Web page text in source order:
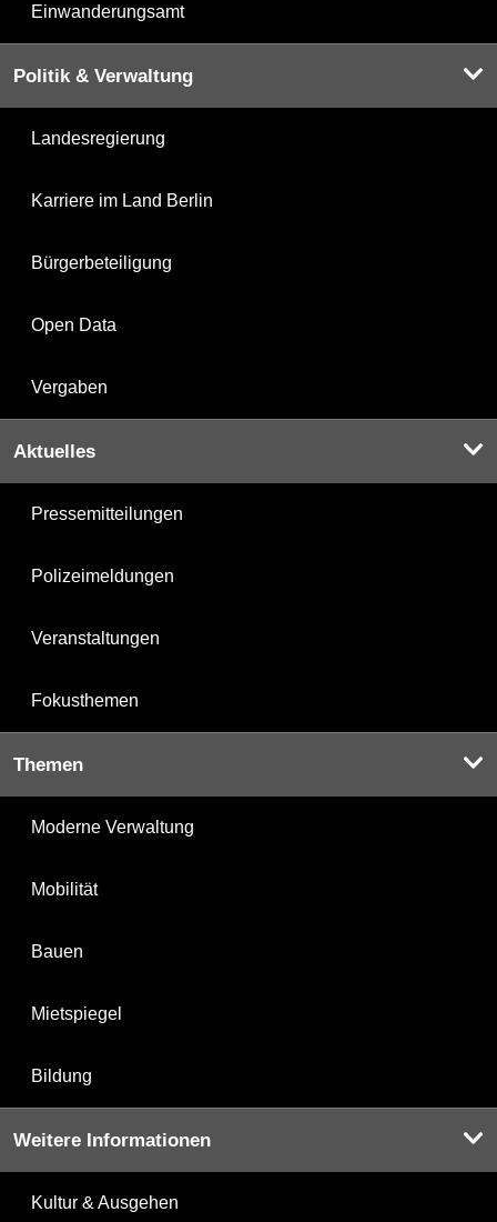
Einwanderungsamt
Politik & Verwaltung
Landesregierung
Karriere im Land Berlin
Bürgerbeteiligung
Open Data
Vergaben
Aktuelles
Pressemitteilungen
Polizeimeldungen
Veranstaltungen
Fokusthemen
Themen
Moderne Verwaltung
Mobilität
Bauen
Mietspiegel
Bildung
Weitere Informationen
Kultur & Ausgehen